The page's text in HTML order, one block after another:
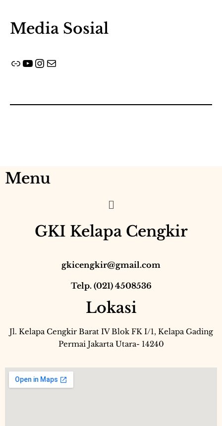
Media Sosial
Menu
GKI Kelapa Cengkir
gkicengkir@gmail.com
Telp. (021) 4508536
Lokasi
Jl. Kelapa Cengkir Barat IV Blok FK I/1, Kelapa Gading
Permai Jakarta Utara- 14240